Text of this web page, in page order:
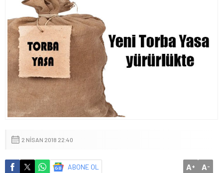
2 NISAN 2018 22:40
ABONE OL A+ A-